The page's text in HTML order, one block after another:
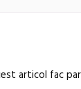
articol fac